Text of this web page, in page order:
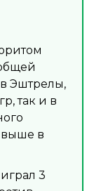
Эштрелы,
так и в
выше в
3